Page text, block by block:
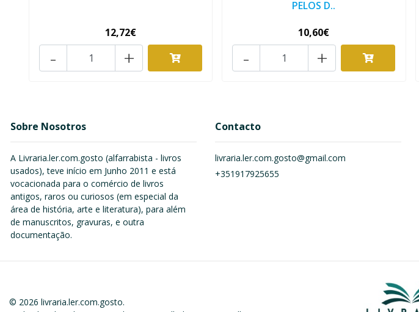
12,72€
+
-
PELOS D..
10,60€
+
-
Sobre Nosotros
A Livraria.ler.com.gosto (alfarrabista - livros
usados), teve início em Junho 2011 e está
vocacionada para o comércio de livros
antigos, raros ou curiosos (em especial da
área de história, arte e literatura), para além
de manuscritos, gravuras, e outra
documentação.
Contacto
livraria.ler.com.gosto@gmail.com
+351917925655
© 2026 livraria.ler.com.gosto.